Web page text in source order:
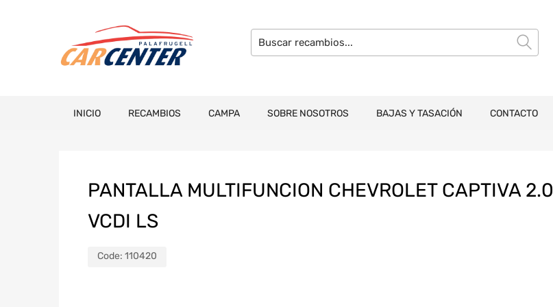
INICIO RECAMBIOS CAMPA SOBRE NOSOTROS BAJAS Y TASACIÓN CONTACTO
PANTALLA MULTIFUNCION CHEVROLET CAPTIVA 2.0
VCDI LS
Code: 110420